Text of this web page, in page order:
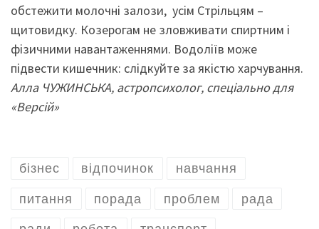
обстежити молочні залози, усім Стрільцям –
щитовидку. Козерогам не зловживати спиртним і
фізичними навантаженнями. Водоліїв може
підвести кишечник: слідкуйте за якістю харчування.
Алла ЧУЖИНСЬКА, астропсихолог, спеціально для
«Версій»
бізнес відпочинок навчання
питання порада проблем рада